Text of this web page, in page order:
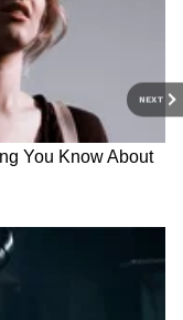
NEXT
काय